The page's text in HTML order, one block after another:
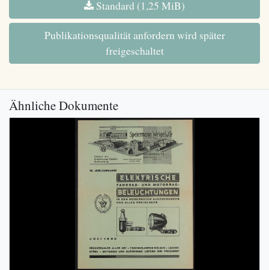
Standard (1,25 MiB)
Publikationsqualität anfordern wird später
freigeschaltet
Ähnliche Dokumente